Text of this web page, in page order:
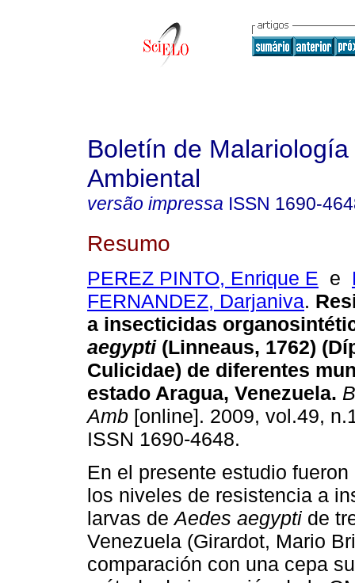
Boletín de
Ambiental
versão impressa ISSN 1690-
Resumo
PEREZ PINTO, Enrique E e
FERNANDEZ, Darjaniva.
a insecticidas
aegypti (Linneaus, 1762)
Culicidae) de diferentes
estado Aragua, Venezuela.
Amb [online]. 2009, vol.49,
ISSN 1690-4648.
En el presente estudio
los niveles de resistencia a
larvas deAedes aegypti de
Venezuela (Girardot, Mario
comparación con una cepa